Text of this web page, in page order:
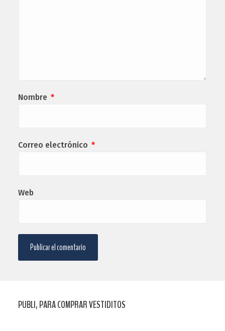
Nombre *
Correo electrónico *
Web
PUBLI, PARA COMPRAR VESTIDITOS